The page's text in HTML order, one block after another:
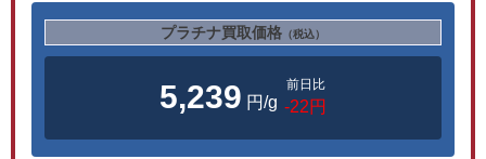
プラチナ買取価格 （税込）
5,239 円/g
前日比
-22円